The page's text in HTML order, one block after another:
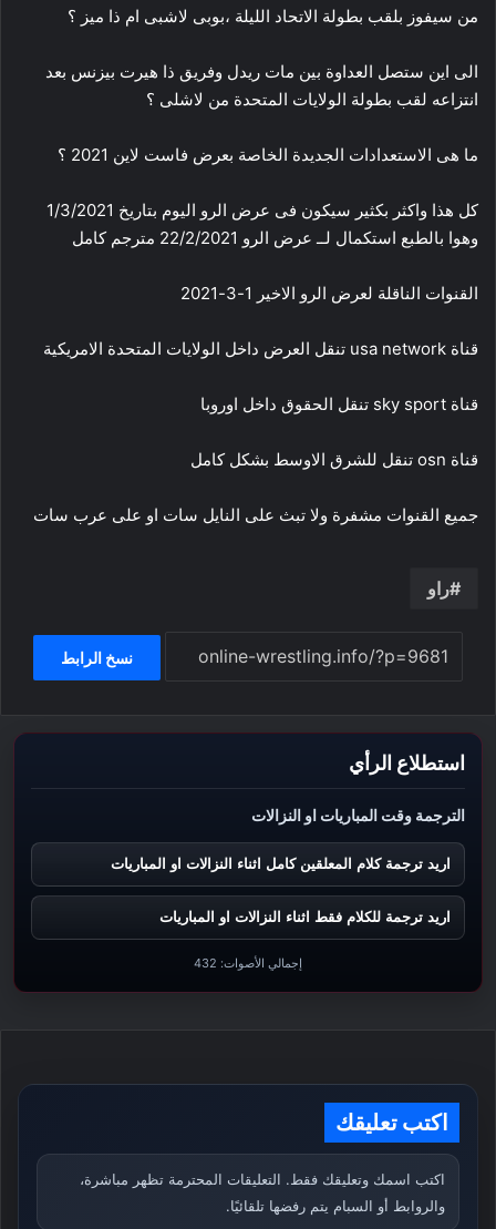
من سيفوز بلقب بطولة الاتحاد الليلة ،بوبى لاشبى ام ذا ميز ؟
الى اين ستصل العداوة بين مات ريدل وفريق ذا هيرت بيزنس بعد
انتزاعه لقب بطولة الولايات المتحدة من لاشلى ؟
ما هى الاستعدادات الجديدة الخاصة بعرض فاست لاين 2021 ؟
كل هذا واكثر بكثير سيكون فى عرض الرو اليوم بتاريخ 1/3/2021
وهوا بالطبع استكمال لــ عرض الرو 22/2/2021 مترجم كامل
القنوات الناقلة لعرض الرو الاخير 1-3-2021
قناة usa network تنقل العرض داخل الولايات المتحدة الامريكية
قناة sky sport تنقل الحقوق داخل اوروبا
قناة osn تنقل للشرق الاوسط بشكل كامل
جميع القنوات مشفرة ولا تبث على النايل سات او على عرب سات
راو
نسخ الرابط
استطلاع الرأي
الترجمة وقت المباريات او النزالات
اريد ترجمة كلام المعلقين كامل اثناء النزالات او المباريات
اريد ترجمة للكلام فقط اثناء النزالات او المباريات
إجمالي الأصوات: 432
اكتب تعليقك
اكتب اسمك وتعليقك فقط. التعليقات المحترمة تظهر مباشرة،
والروابط أو السبام يتم رفضها تلقائيًا.